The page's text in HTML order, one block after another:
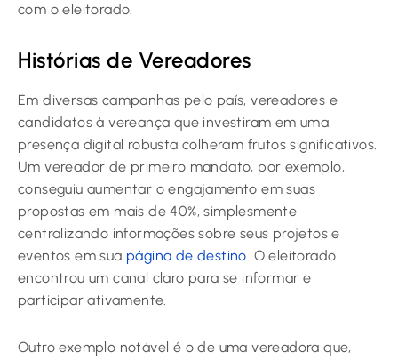
com o eleitorado.
Histórias de Vereadores
Em diversas campanhas pelo país, vereadores e
candidatos à vereança que investiram em uma
presença digital robusta colheram frutos significativos.
Um vereador de primeiro mandato, por exemplo,
conseguiu aumentar o engajamento em suas
propostas em mais de 40%, simplesmente
centralizando informações sobre seus projetos e
eventos em sua página de destino. O eleitorado
encontrou um canal claro para se informar e
participar ativamente.
Outro exemplo notável é o de uma vereadora que,